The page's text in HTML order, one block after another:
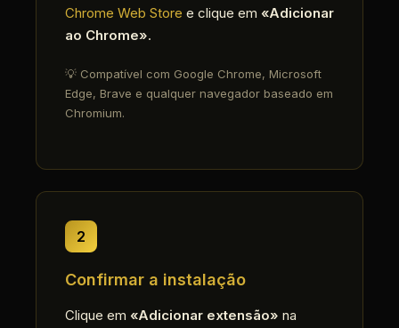
Chrome Web Store e clique em «Adicionar
ao Chrome».
💡 Compatível com Google Chrome, Microsoft
Edge, Brave e qualquer navegador baseado em
Chromium.
2
Confirmar a instalação
Clique em «Adicionar extensão» na